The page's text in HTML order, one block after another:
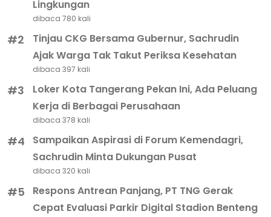
Lingkungan
dibaca 780 kali
#2
Tinjau CKG Bersama Gubernur, Sachrudin
Ajak Warga Tak Takut Periksa Kesehatan
dibaca 397 kali
#3
Loker Kota Tangerang Pekan Ini, Ada Peluang
Kerja di Berbagai Perusahaan
dibaca 378 kali
#4
Sampaikan Aspirasi di Forum Kemendagri,
Sachrudin Minta Dukungan Pusat
dibaca 320 kali
#5
Respons Antrean Panjang, PT TNG Gerak
Cepat Evaluasi Parkir Digital Stadion Benteng